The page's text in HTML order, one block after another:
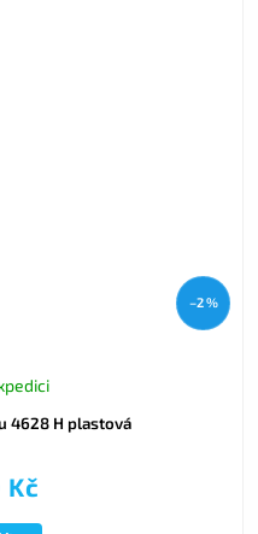
–2 %
4628 H plastová
Kč